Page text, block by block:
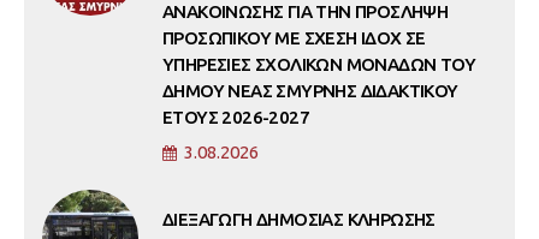
ΑΝΑΚΟΙΝΩΣΗΣ ΓΙΑ ΤΗΝ ΠΡΟΣΛΗΨΗ
ΠΡΟΣΩΠΙΚΟΥ ΜΕ ΣΧΕΣΗ ΙΔΟΧ ΣΕ
ΥΠΗΡΕΣΙΕΣ ΣΧΟΛΙΚΩΝ ΜΟΝΑΔΩΝ ΤΟΥ
ΔΗΜΟΥ ΝΕΑΣ ΣΜΥΡΝΗΣ ΔΙΔΑΚΤΙΚΟΥ
ΕΤΟΥΣ 2026-2027
3.08.2026
ΔΙΕΞΑΓΩΓΗ ΔΗΜΟΣΙΑΣ ΚΛΗΡΩΣΗΣ